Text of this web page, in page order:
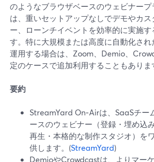
のようなブラウザベースのウェビナープ
は、重いセットアップなしでデモやカ
ー、ローンチイベントを効率的に実施
す。特に大規模または高度に自動化さ
運用する場合は、Zoom、Demio、
定のケースで追加利用することもありま
要約
StreamYard On‑Airは、SaaSチー
ースのウェビナー（登録・埋め込
再生・本格的な制作スタジオ）を
供します。(StreamYard)
DemioやCrowdcastは、よりマー